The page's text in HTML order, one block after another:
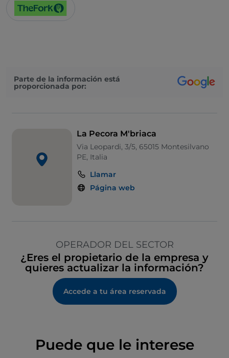
Parte de la información está
proporcionada por:
La Pecora M'briaca
Via Leopardi, 3/5, 65015 Montesilvano
PE, Italia
Llamar
Página web
OPERADOR DEL SECTOR
¿Eres el propietario de la empresa y
quieres actualizar la información?
Accede a tu área reservada
Puede que le interese